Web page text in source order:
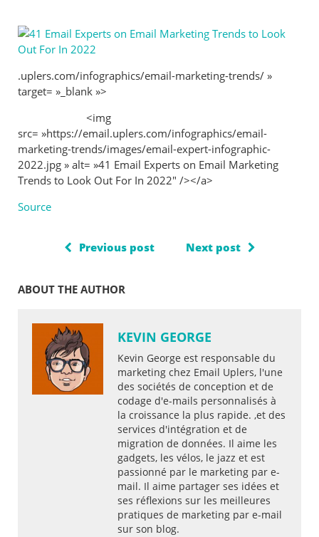
.uplers.com/infographics/email-marketing-trends/ »
target= »_blank »>
<img
src= »https://email.uplers.com/infographics/email-
marketing-trends/images/email-expert-infographic-
2022.jpg » alt= »41 Email Experts on Email Marketing
Trends to Look Out For In 2022″ /></a>
Source
Previous post Next post
ABOUT THE AUTHOR
KEVIN GEORGE
Kevin George est responsable du
marketing chez Email Uplers, l'une
des sociétés de conception et de
codage d'e-mails personnalisés à
la croissance la plus rapide. ,et des
services d'intégration et de
migration de données. Il aime les
gadgets, les vélos, le jazz et est
passionné par le marketing par e-
mail. Il aime partager ses idées et
ses réflexions sur les meilleures
pratiques de marketing par e-mail
sur son blog.